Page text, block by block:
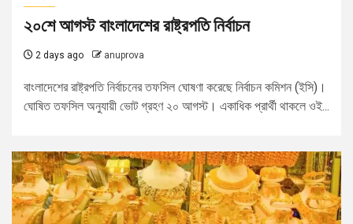
২০শে আগস্ট বাংলাদেশের রাষ্ট্রপতি নির্বাচন
2 days ago anuprova
বাংলাদেশের রাষ্ট্রপতি নির্বাচনের তফসিল ঘোষণা করেছে নির্বাচন কমিশন (ইসি)।
ঘোষিত তফসিল অনুযায়ী ভোট গ্রহণ ২০ আগস্ট। একাধিক প্রার্থী থাকলে ওই...